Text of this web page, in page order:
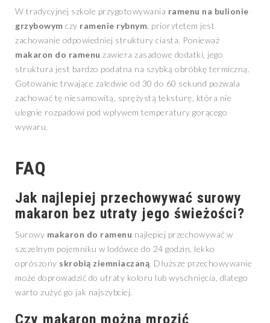
W tradycyjnej szkole przygotowywania ramenu na bulionie
grzybowym czy ramenie rybnym , priorytetem jest
zachowanie odpowiedniej struktury ciasta. Ponieważ
makaron do ramenu zawiera zasadowe dodatki, jego
struktura jest bardzo podatna na szybką obróbkę termiczną.
Gotowanie trwające zaledwie od 30 do 60 sekund pozwala
zachować tę niesamowitą, sprężystą teksturę, która nie
ulegnie rozpadowi pod wpływem temperatury gorącego
wywaru.
FAQ
Jak najlepiej przechowywać surowy
makaron bez utraty jego świeżości?
Surowy makaron do ramenu najlepiej przechowywać w
szczelnym pojemniku w lodówce do 24 godzin, lekko
oprószony skrobią ziemniaczaną. Dłuższe przechowywanie
może doprowadzić do utraty koloru lub wyschnięcia, dlatego
warto zużyć go jak najszybciej.
Czy makaron można mrozić